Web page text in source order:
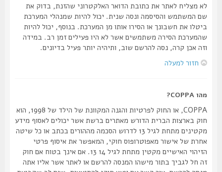
לא מצליח לאתר את כתובת הדואר האלקטרוני שהזנת, בדוק את
שם המשתמש והסיסמה ונסה שנית. יכול להיות שמנהלי המערכת
ביטלו את חשבונך או הסירו אותו מן המערכת. בנוסף, יכול להיות
שהמערכת הסירה משתמשים אשר לא היו פעילים זמן רב. במידה
וזה אכן קרה, נסה להרשם שוב, ותיהיה יותר פעיל בדיונים.
חזור למעלה
COPPA, או החוק לפרטיות והגנה המקוונת של הילד של 1998, הוא
חוק בארצות הברית הדורש מאתרים ברשת אשר יכולים לאסוף מידע
מקטינים מתחת לגיל 13 לדרוש הסכמה מההורים בכתב או כל שיטה
אחרת של אישור מאפוטרופוס חוקי, המאפשר את איסוף פרטי
הזיהוי האישיים מקטין מתחת לגיל 14 13. אם אינך בטוח אם חוק
זה חל לגביך בתור מישהו המנסה להרשם או לאתר אשר אליו אתה